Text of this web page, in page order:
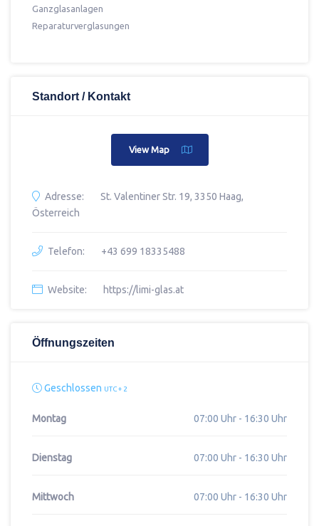
Ganzglasanlagen
Reparaturverglasungen
Standort / Kontakt
View Map
Adresse:
St. Valentiner Str. 19, 3350 Haag,
Österreich
Telefon: +43 699 18335488
Website: https://limi-glas.at
Öffnungszeiten
Geschlossen UTC + 2
Montag 07:00 Uhr - 16:30 Uhr
Dienstag 07:00 Uhr - 16:30 Uhr
Mittwoch 07:00 Uhr - 16:30 Uhr